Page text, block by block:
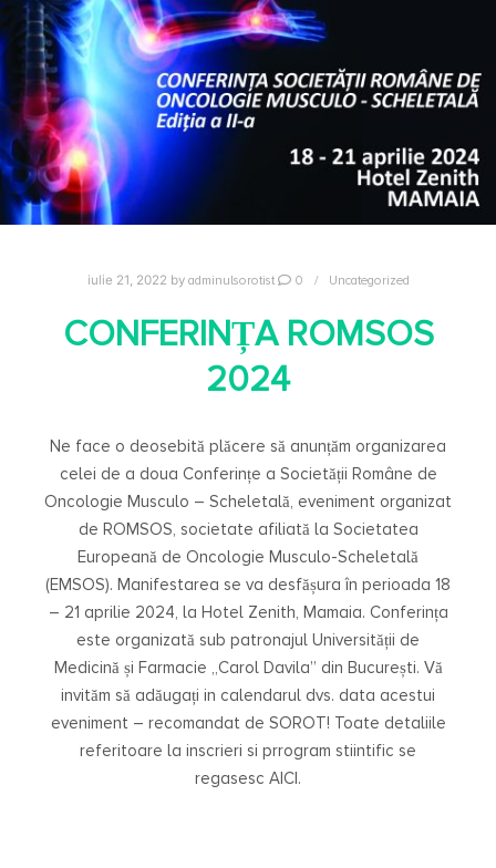
iulie 21, 2022 by adminulsorotist 0 Uncategorized
CONFERINȚA ROMSOS
2024
Ne face o deosebită plăcere să anunțăm organizarea
celei de a doua Conferințe a Societății Române de
Oncologie Musculo – Scheletală, eveniment organizat
de ROMSOS, societate afiliată la Societatea
Europeană de Oncologie Musculo-Scheletală
(EMSOS). Manifestarea se va desfășura în perioada 18
– 21 aprilie 2024, la Hotel Zenith, Mamaia. Conferința
este organizată sub patronajul Universității de
Medicină și Farmacie „Carol Davila” din București. Vă
invităm să adăugați in calendarul dvs. data acestui
eveniment – recomandat de SOROT! Toate detaliile
referitoare la inscrieri si prrogram stiintific se
regasesc AICI.